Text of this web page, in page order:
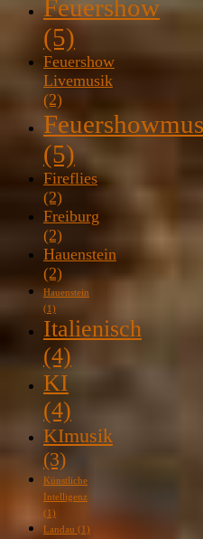
Feuershow
(5)
Feuershow
Livemusik
(2)
(5)
Fireflies
(2)
Freiburg
(2)
Hauenstein
(2)
Hauenstein
(1)
Italienisch
(4)
KI
(4)
KImusik
(3)
Künstliche
Intelligenz
(1)
Landau (1)